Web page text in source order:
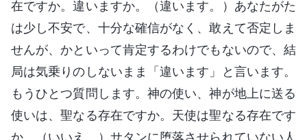
在ですか。違いますか。（違います。）あなたがた
は少し不安で、十分な確信がなく、敢えて否定しま
せんが、かといって肯定するわけでもないので、結
局は気乗りのしないまま「違います」と言います。
もうひとつ質問します。神の使い、神が地上に送る
使いは、聖なる存在ですか。天使は聖なる存在です
か。（いいえ。）サタンに堕落させられていない人